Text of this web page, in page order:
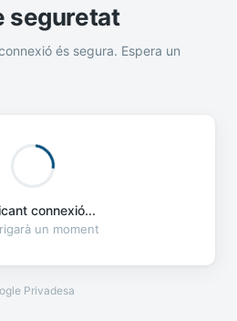
seguretat
és segura. Espera un
connexió...
un moment
Privadesa